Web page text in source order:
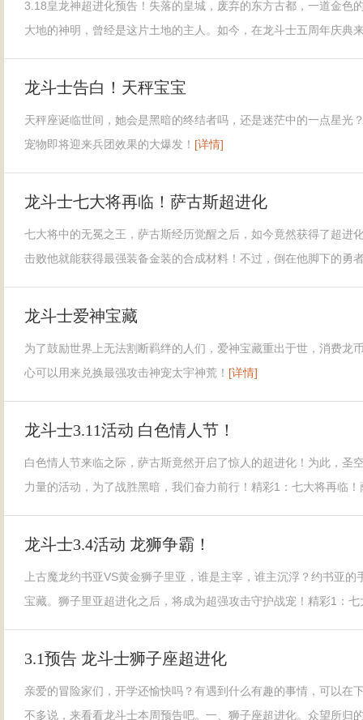
3.18皇龙神超进化预告！失落的皇城，废弃的东方古都，一道金色
大地的神明，曾经是这片土地的主人。如今，在龙斗士五周年庆典
龙斗士告白！天秤宝宝
天秤座诞临世间，她会是黑暗的终结者吗，还是迷茫中的一点星光
宠物即将迎来兵团效果的大爆发！ [详情]
龙斗士七大将再临！萨古斯超进化
七大将中的无冕之王，萨古斯经历觉醒之后，如今竟然获得了超进
击败他就能获得最强装备金装的合成材料！不过，倒在他脚下的勇
龙斗士爱神宝藏
为了鼓励世界上无法割断羁绊的人们，爱神宝藏重出于世，消费龙
心可以用来兑换最强攻击神宠太宇神荒！ [详情]
龙斗士3.11活动 白色情人节！
白色情人节来临之际，萨古斯竟然开启了惊人的超进化！为此，圣
力量的活动，为了战胜黑暗，我们奋力前行！精彩1：七大将再临
龙斗士3.4活动 龙狮争霸！
上古魔龙约书亚VS黄金狮子里亚，谁是主宰，谁主沉浮？约书亚
宝藏。狮子里亚超进化之后，将成为超强攻击守护战宠！精彩1：七
3.1预告 龙斗士狮子座超进化
亲爱的冒险家们，开学还愉快吗？有遇到什么有趣的事情，可以在
不多说，来看看龙斗士本周预告吧。一、狮子座超进化。众望所归